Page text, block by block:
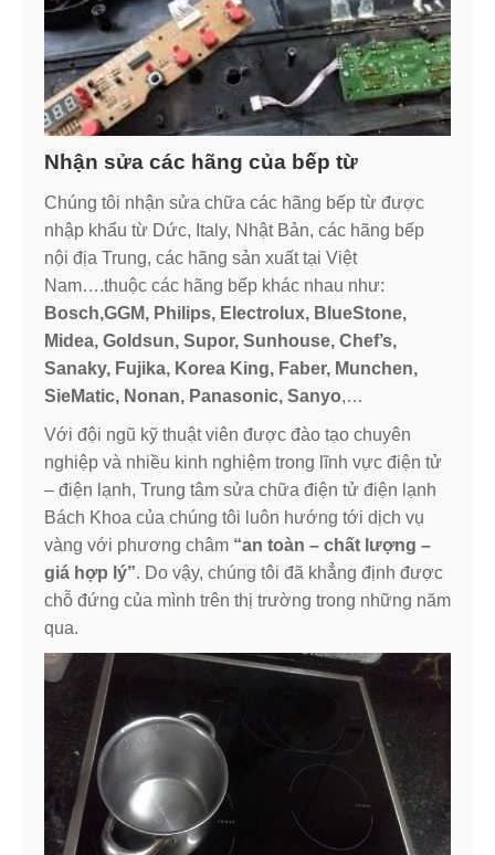
Nhận sửa các hãng của bếp từ
Chúng tôi nhận sửa chữa các hãng bếp từ được
nhập khẩu từ Dức, Italy, Nhật Bản, các hãng bếp
nội địa Trung, các hãng sản xuất tại Việt
Nam….thuộc các hãng bếp khác nhau như:
Bosch,GGM, Philips, Electrolux, BlueStone,
Midea, Goldsun, Supor, Sunhouse, Chef’s,
Sanaky, Fujika, Korea King, Faber, Munchen,
SieMatic, Nonan, Panasonic, Sanyo,…
Với đội ngũ kỹ thuật viên được đào tạo chuyên
nghiệp và nhiều kinh nghiệm trong lĩnh vực điện tử
– điện lạnh, Trung tâm sửa chữa điện tử điện lạnh
Bách Khoa của chúng tôi luôn hướng tới dịch vụ
vàng với phương châm “an toàn – chất lượng –
giá hợp lý”. Do vậy, chúng tôi đã khẳng định được
chỗ đứng của mình trên thị trường trong những năm
qua.